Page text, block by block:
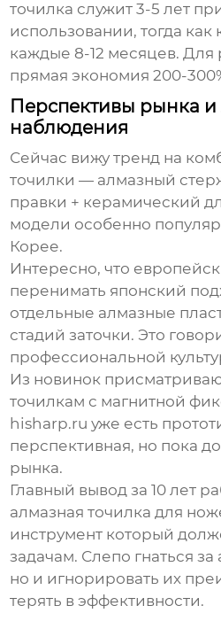
точилка служит 3-5 лет
использовании, тогда
каждые 8-12 месяцев. Для
прямая экономия 200-
Перспективы рынка
наблюдения
Сейчас вижу тренд на
точилки — алмазный
правки + керамический
модели особенно
Корее.
Интересно, что
перенимать японский
отдельные алмазные
стадий заточки. Это
профессиональной
Из новинок
точилкам с магнитной
hisharp.ru уже есть
перспективная, но пока
рынка.
Главный вывод за 10 лет
алмазная точилка для
инструмент который
задачам. Слепо гнаться
но и игнорировать их
терять в эффективности.